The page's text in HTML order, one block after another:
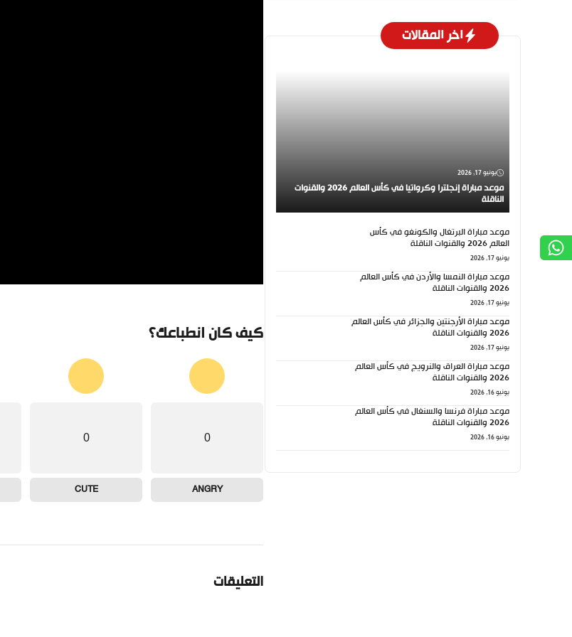
كيف كان انطباعك؟
0
ANGRY
0
CUTE
التعليقات
اخر المقالات
يونيو 17, 2026
موعد مباراة إنجلترا وكرواتيا في كأس العالم 2026 والقنوات
الناقلة
موعد مباراة البرتغال والكونغو في كأس
العالم 2026 والقنوات الناقلة
يونيو 17, 2026
موعد مباراة النمسا والأردن في كأس العالم
2026 والقنوات الناقلة
يونيو 17, 2026
موعد مباراة الأرجنتين والجزائر في كأس العالم
2026 والقنوات الناقلة
يونيو 17, 2026
موعد مباراة العراق والنرويج في كأس العالم
2026 والقنوات الناقلة
يونيو 16, 2026
موعد مباراة فرنسا والسنغال في كأس العالم
2026 والقنوات الناقلة
يونيو 16, 2026